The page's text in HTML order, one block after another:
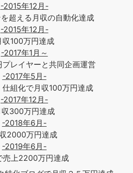
-2015年12月-
超える月収の自動化達成
-2015年12月-
収100万円達成
-2017年1月～
プレイヤーと共同企画運営
-2017年5月-
組化で月収100万円達成
-2017年12月-
収300万円達成
-2018年6月-
2000万円達成
-2019年6月-
売上2200万円達成